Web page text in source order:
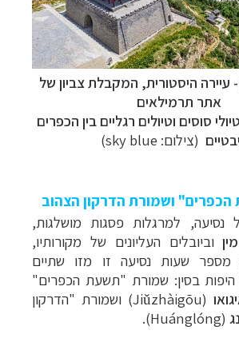
- עיירה היסטורית, המקבלת צביון של
אתר תרמילאים
סוסים וטיולים רגליים בין הכפרים
(צילום: sky blue)
ושמורת הדרקון הצהוב
נסיעה, למרגלות פסגות מושלגות,
מין וביובלים העליונים של מקורותיו,
מספר שעות נסיעה זו מזו שתיים
היפות בסין:שמורת "תשעת הכפרים"
(
Jiǔzhàigōu) ושמורת "הדרקון
(Huánglóng).